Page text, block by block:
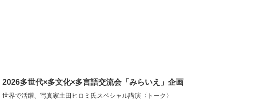
2026多世代×多文化×多言語交流会「みらいえ」企画
世界で活躍、写真家土田ヒロミ氏スペシャル講演〈トーク〉